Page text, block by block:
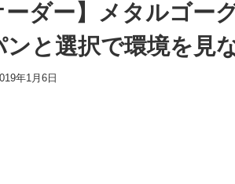
ーダー】メタルゴー
と選択で環境を見
年1月6日